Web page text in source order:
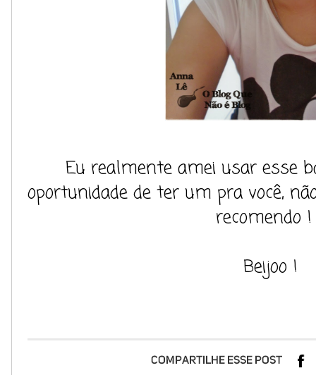
Eu realmente amei usar esse
oportunidade de ter um pra você,
recomendo !
Beijoo !